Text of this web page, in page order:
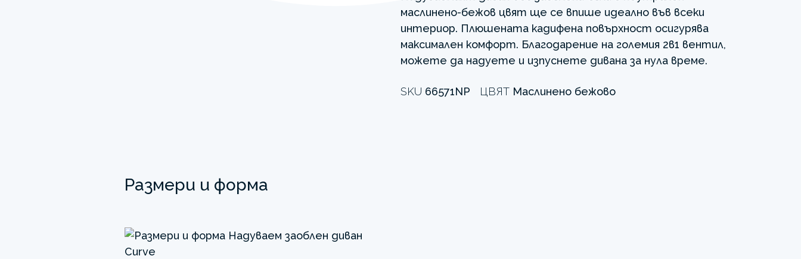
маслинено-бежов цвят ще се впише идеално във всеки
интериор. Плюшената кадифена повърхност осигурява
максимален комфорт. Благодарение на големия 2в1 вентил,
можете да надуете и изпуснете дивана за нула време.
SKU 66571NP ЦВЯТ Маслинено бежово
Размери и форма